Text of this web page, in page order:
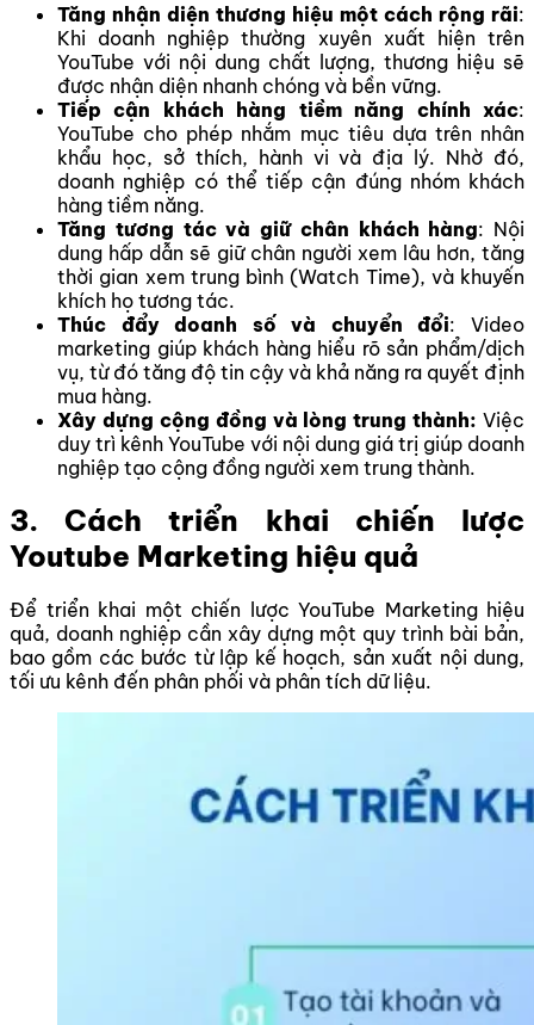
Tăng nhận diện thương hiệu một cách rộng rãi:
Khi doanh nghiệp thường xuyên xuất hiện trên
YouTube với nội dung chất lượng, thương hiệu sẽ
được nhận diện nhanh chóng và bền vững.
Tiếp cận khách hàng tiềm năng chính xác:
YouTube cho phép nhắm mục tiêu dựa trên nhân
khẩu học, sở thích, hành vi và địa lý. Nhờ đó,
doanh nghiệp có thể tiếp cận đúng nhóm khách
hàng tiềm năng.
Tăng tương tác và giữ chân khách hàng: Nội
dung hấp dẫn sẽ giữ chân người xem lâu hơn, tăng
thời gian xem trung bình (Watch Time), và khuyến
khích họ tương tác.
Thúc đẩy doanh số và chuyển đổi: Video
marketing giúp khách hàng hiểu rõ sản phẩm/dịch
vụ, từ đó tăng độ tin cậy và khả năng ra quyết định
mua hàng.
Xây dựng cộng đồng và lòng trung thành: Việc
duy trì kênh YouTube với nội dung giá trị giúp doanh
nghiệp tạo cộng đồng người xem trung thành.
3. Cách triển khai chiến lược
Youtube Marketing hiệu quả
Để triển khai một chiến lược YouTube Marketing hiệu
quả, doanh nghiệp cần xây dựng một quy trình bài bản,
bao gồm các bước từ lập kế hoạch, sản xuất nội dung,
tối ưu kênh đến phân phối và phân tích dữ liệu.